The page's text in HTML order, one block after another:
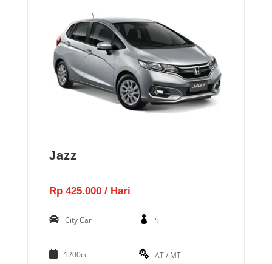
Jazz
Rp 425.000 / Hari
City Car 5
1200cc AT / MT